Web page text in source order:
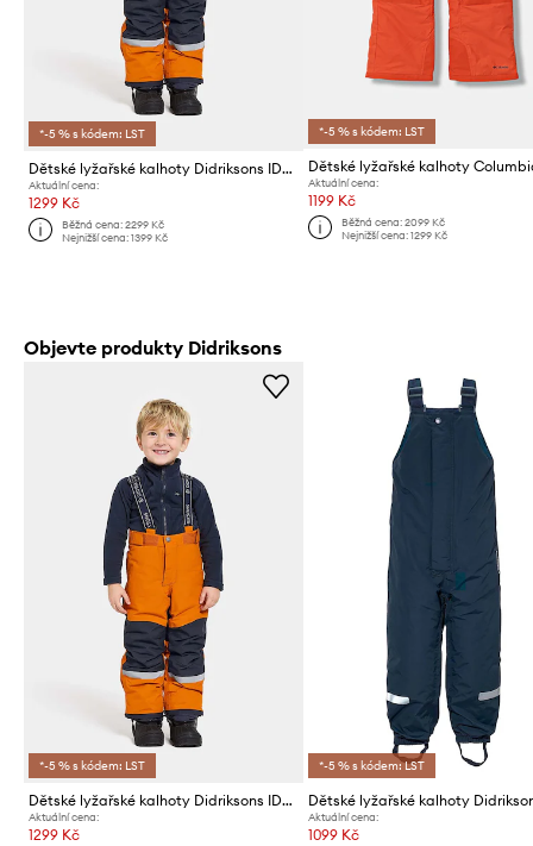
*-5 % s kódem: LST
Dětské lyžařské kalhoty Didriksons IDRE KIDS PANTS
Aktuální cena:
1299 Kč
Běžná cena:2299 Kč
Nejnižší cena:1399 Kč
*-5 % s kódem: LST
Aktuální cena:
1199 Kč
Běžná cena: 2099 Kč
Nejnižší cena: 1299 Kč
Objevte produkty Didriksons
*-5 % s kódem: LST
Dětské lyžařské kalhoty Didriksons IDRE KIDS PANTS
Aktuální cena:
1299 Kč
*-5 % s kódem: LST
Aktuální cena:
1099 Kč